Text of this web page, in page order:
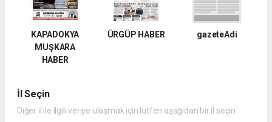
KAPADOKYA
MUŞKARA
HABER
ÜRGÜP HABER gazeteAdi
İl Seçin
Diğer il ile ilgili veriye ulaşmak için lütfen aşağıdan bir il seçin